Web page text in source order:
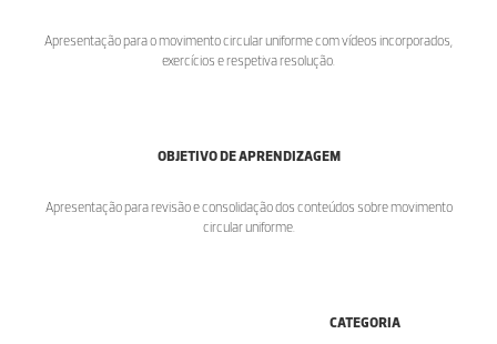
Apresentação para o movimento circular uniforme com vídeos incorporados,
exercícios e respetiva resolução.
OBJETIVO DE APRENDIZAGEM
Apresentação para revisão e consolidação dos conteúdos sobre movimento
circular uniforme.
CATEGORIA